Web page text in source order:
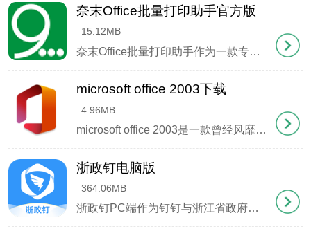
2.智能检索功能升级，支持模糊匹配和关键词高亮显
示
业务一键直达
奈末Office批量打印助手官方版
15.12MB
奈末Office批量打印助手作为一款专业高效的文档批量处理工具，其设计理念注重用户友好性和功能实用性。这款免安装绿色软件解压即用，完美支持Word、Excel、PPT等主流办公文档的批量打印任务，无论是WPS还是MSOffice生成的文件都能完美兼容。
microsoft office 2003下载
4.96MB
microsoft office 2003是一款曾经风靡全球的办公软件套件，虽然现在已经不再是主流，但它在当时为许多人提供了高效的办公体验。小编知道还是有用户喜欢这款软件，所以为大家收集过来提供下载。
浙政钉电脑版
364.06MB
浙政钉PC端作为钉钉与浙江省政府深度合作的政务协同平台，集成了智能办公全场景解决方案。该平台不仅延续了钉钉核心的即时通讯、文件共享、高清会议等基础功能，更针对政务场景开发了特色模块，支持公务员在线处理审批事项、查阅政策文件、参与视频述职等专业化需求。通过数字化工作台实现全省政务系统互联互通，显著提升跨部门协作效率。